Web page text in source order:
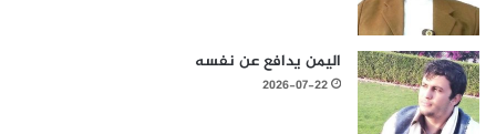
اليمن يدافع عن نفسه
2026-07-22